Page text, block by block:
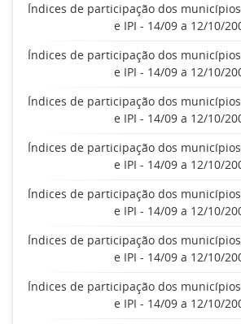
Índices de participação dos municípios
e IPI - 14/09 a 12/10/
Índices de participação dos municípios
e IPI - 14/09 a 12/10/
Índices de participação dos municípios
e IPI - 14/09 a 12/10/
Índices de participação dos municípios
e IPI - 14/09 a 12/10/
Índices de participação dos municípios
e IPI - 14/09 a 12/10/
Índices de participação dos municípios
e IPI - 14/09 a 12/10/
Índices de participação dos municípios
e IPI - 14/09 a 12/10/